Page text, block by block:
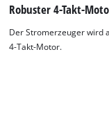
Robuster 4-Takt-
Der Stromerzeuger wird
4-Takt-Motor.